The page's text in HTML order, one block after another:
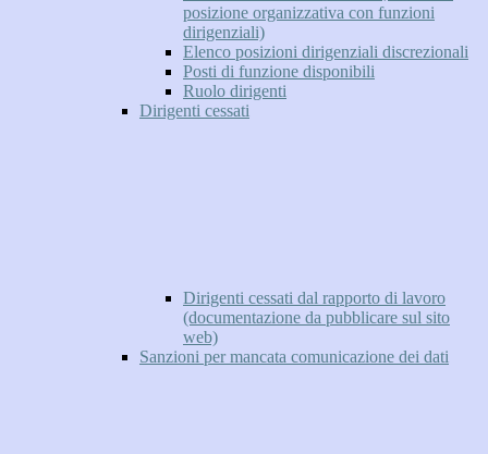
posizione organizzativa con funzioni
dirigenziali)
Elenco posizioni dirigenziali discrezionali
Posti di funzione disponibili
Ruolo dirigenti
Dirigenti cessati
Dirigenti cessati dal rapporto di lavoro
(documentazione da pubblicare sul sito
web)
Sanzioni per mancata comunicazione dei dati